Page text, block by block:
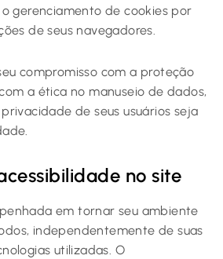
gerenciamento de cookies por
de seus navegadores.
compromisso com a proteção
a ética no manuseio de dados,
de seus usuários seja
no site
em tornar seu ambiente
independentemente de suas
utilizadas. O